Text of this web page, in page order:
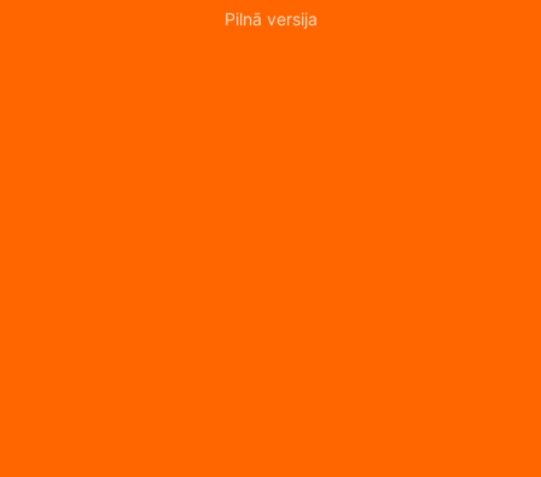
Pilnā versija